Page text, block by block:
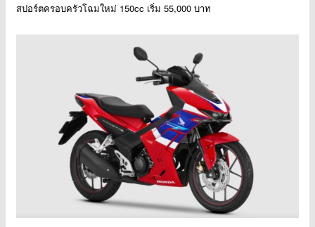
สปอร์ตครอบครัวโฉมใหม่ 150cc เริ่ม 55,000 บาท